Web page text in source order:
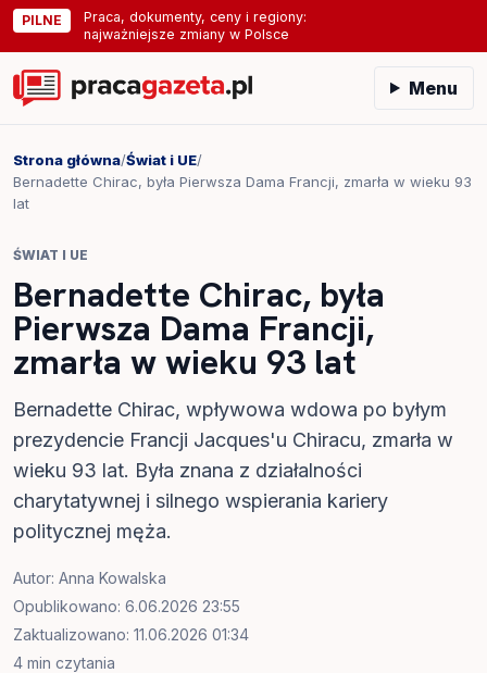
PILNE
Praca, dokumenty, ceny i regiony:
najważniejsze zmiany w Polsce
Menu
Strona główna/Świat i UE/
Bernadette Chirac, była Pierwsza Dama Francji, zmarła w wieku 93
lat
ŚWIAT I UE
Bernadette Chirac, była
Pierwsza Dama Francji,
zmarła w wieku 93 lat
Bernadette Chirac, wpływowa wdowa po byłym
prezydencie Francji Jacques'u Chiracu, zmarła w
wieku 93 lat. Była znana z działalności
charytatywnej i silnego wspierania kariery
politycznej męża.
Autor: Anna Kowalska
Opublikowano: 6.06.2026 23:55
Zaktualizowano: 11.06.2026 01:34
4 min czytania